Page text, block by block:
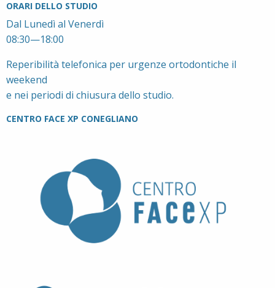
ORARI DELLO STUDIO
Dal Lunedì al Venerdì
08:30—18:00
Reperibilità telefonica per urgenze ortodontiche il
weekend
e nei periodi di chiusura dello studio.
CENTRO FACE XP CONEGLIANO